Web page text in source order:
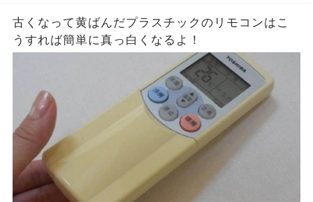
古くなって黄ばんだプラスチックのリモコンはこ
うすれば簡単に真っ白くなるよ！